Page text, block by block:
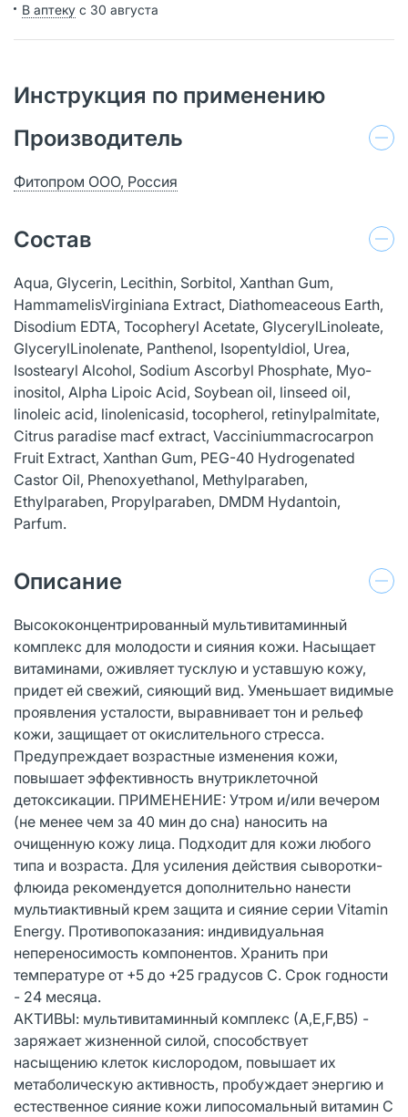
В аптеку с 30 августа
Инструкция по применению
Производитель
Фитопром ООО, Россия
Состав
Aqua, Glycerin, Lecithin, Sorbitol, Xanthan Gum,
HammamelisVirginiana Extract, Diathomeaceous Earth,
Disodium EDTA, Tocopheryl Acetate, GlycerylLinoleate,
GlycerylLinolenate, Panthenol, Isopentyldiol, Urea,
Isostearyl Alcohol, Sodium Ascorbyl Phosphate, Myo-
inositol, Alpha Lipoic Acid, Soybean oil, linseed oil,
linoleic acid, linolenicasid, tocopherol, retinylpalmitate,
Citrus paradise macf extract, Vacciniummacrocarpon
Fruit Extract, Xanthan Gum, PEG-40 Hydrogenated
Castor Oil, Phenoxyethanol, Methylparaben,
Ethylparaben, Propylparaben, DMDM Hydantoin,
Parfum.
Описание
Высококонцентрированный мультивитаминный
комплекс для молодости и сияния кожи. Насыщает
витаминами, оживляет тусклую и уставшую кожу,
придет ей свежий, сияющий вид. Уменьшает видимые
проявления усталости, выравнивает тон и рельеф
кожи, защищает от окислительного стресса.
Предупреждает возрастные изменения кожи,
повышает эффективность внутриклеточной
детоксикации. ПРИМЕНЕНИЕ: Утром и/или вечером
(не менее чем за 40 мин до сна) наносить на
очищенную кожу лица. Подходит для кожи любого
типа и возраста. Для усиления действия сыворотки-
флюида рекомендуется дополнительно нанести
мультиактивный крем защита и сияние серии Vitamin
Energy. Противопоказания: индивидуальная
непереносимость компонентов. Хранить при
температуре от +5 до +25 градусов С. Срок годности
- 24 месяца.
АКТИВЫ: мультивитаминный комплекс (А,Е,F,В5) -
заряжает жизненной силой, способствует
насыщению клеток кислородом, повышает их
метаболическую активность, пробуждает энергию и
естественное сияние кожи липосомальный витамин С